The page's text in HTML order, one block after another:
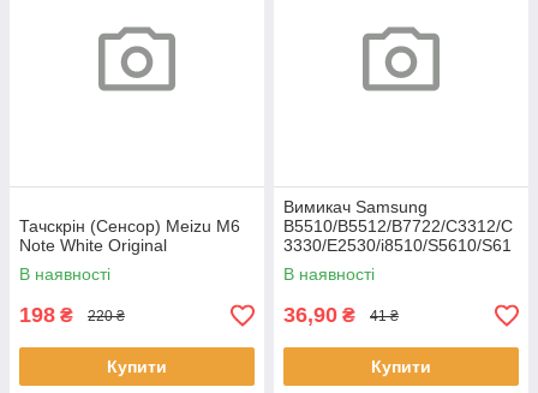
Тачскрін (Сенсор) Meizu M6
Note White Original
В наявності
198 ₴ 220 ₴
Купити
Вимикач Samsung
B5510/B5512/B7722/C3312/C
3330/E2530/i8510/S5610/S61
02
В наявності
36,90 ₴ 41 ₴
Купити